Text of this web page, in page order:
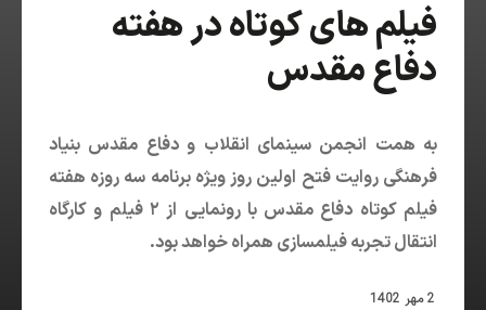
فیلم های کوتاه در هفته
دفاع مقدس
به همت انجمن سینمای انقلاب و دفاع مقدس بنیاد
فرهنگی روایت فتح اولین روز ویژه برنامه سه روزه هفته
فیلم کوتاه دفاع مقدس با رونمایی از ۲ فیلم و کارگاه
انتقال تجربه فیلمسازی همراه خواهد بود.
2 مهر 1402